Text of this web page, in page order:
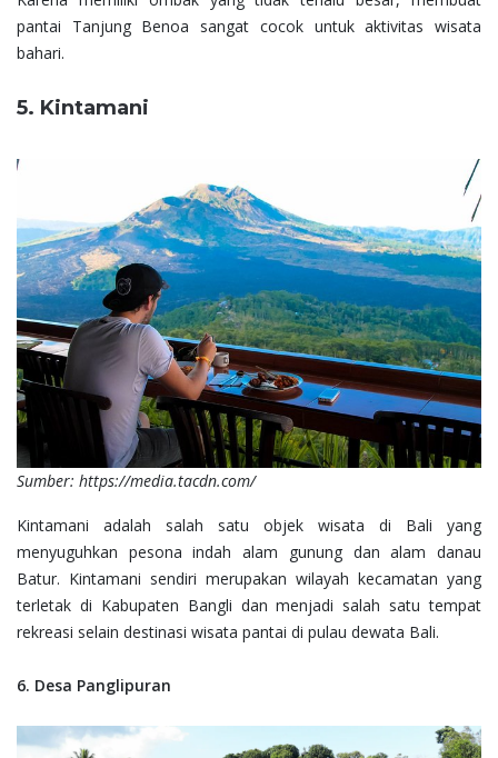
pantai Tanjung Benoa sangat cocok untuk aktivitas wisata
bahari.
5. Kintamani
Sumber: https://media.tacdn.com/
Kintamani adalah salah satu objek wisata di Bali yang
menyuguhkan pesona indah alam gunung dan alam danau
Batur. Kintamani sendiri merupakan wilayah kecamatan yang
terletak di Kabupaten Bangli dan menjadi salah satu tempat
rekreasi selain destinasi wisata pantai di pulau dewata Bali.
6. Desa Panglipuran